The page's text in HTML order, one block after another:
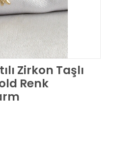
Zirkon Taşlı
Renk